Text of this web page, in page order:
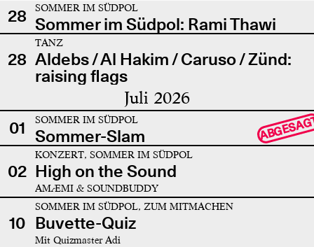
28
SOMMER IM SÜDPOL
Sommer im Südpol: Rami Thawi
28
TANZ
Aldebs / Al Hakim / Caruso / Zünd:
raising flags
Juli 2026
01 SOMMER IM SÜDPOL
Sommer-Slam
02
KONZERT, SOMMER IM SÜDPOL
High on the Sound
AMÆMI & SOUNDBUDDY
10
SOMMER IM SÜDPOL, ZUM MITMACHEN
Buvette-Quiz
Mit Quizmaster Adi